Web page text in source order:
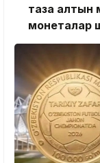
таза алтын
монеталар